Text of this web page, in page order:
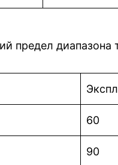
предел диапазона
60
90